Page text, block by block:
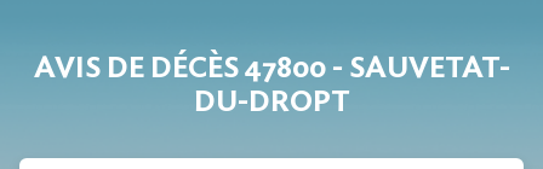
AVIS DE DÉCÈS 47800 - SAUVETAT-
DU-DROPT